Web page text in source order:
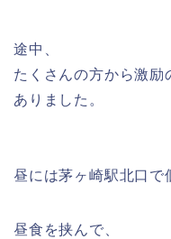
途中、
たくさんの方から激励
ありました。
昼には茅ヶ崎駅北口で
昼食を挟んで、